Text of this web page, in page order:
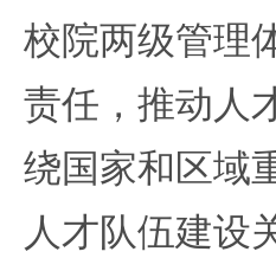
校院两级管理
责任，推动人
绕国家和区域
人才队伍建设